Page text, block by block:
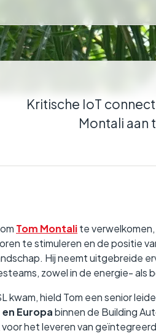
Houdt de verbindingen
in stand, ongeacht waar ze
Kritische IoT
Montali aan
Tom Montalite
te stimuleren en de positie
Hij neemt uitgebreide
zowel in de energie- als
kwam, hield Tom een senior
Europabinnen de Building
het leveren van